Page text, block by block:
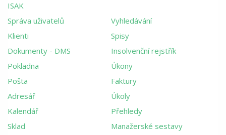
ISAK
Správa uživatelů
Vyhledávání
Klienti
Spisy
Dokumenty - DMS
Insolvenční rejstřík
Pokladna
Úkony
Pošta
Faktury
Adresář
Úkoly
Kalendář
Přehledy
Sklad
Manažerské sestavy